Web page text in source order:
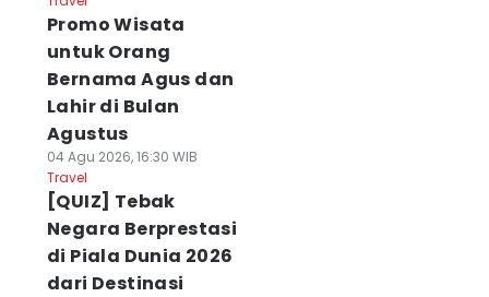
Promo Wisata
untuk Orang
Bernama Agus dan
Lahir di Bulan
Agustus
04 Agu 2026, 16:30 WIB
Travel
[QUIZ] Tebak
Negara Berprestasi
di Piala Dunia 2026
dari Destinasi